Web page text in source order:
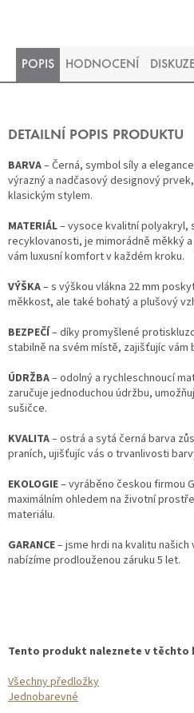
POPIS HODNOCENÍ DISKUZE
DETAILNÍ POPIS PRODUKTU
BARVA– Černá, symbol síly a
výrazný a nadčasový designový
klasickým stylem.
MATERIÁL– vysoce kvalitní polyakryl,
recyklovanosti, je mimorádně měkký
vám luxusní komfort v každém kroku.
VÝŠKA– s výškou vlákna 22 mm
měkkost, ale také bohatý a plušový
BEZPEČÍ– díky promyšlené
stabilně na svém místě, zajišťujíc vám
ÚDRŽBA– odolný a rychleschnoucí
zaručuje jednoduchou údržbu,
sušičce.
KVALITA– ostrá a sytá černá barva
praních, ujišťujíc vás o trvanlivosti
EKOLOGIE– vyráběno českou firmou
maximálním ohledem na životní
materiálu.
GARANCE– jsme hrdi na kvalitu
nabízíme prodlouženou záruku 5 let.
Tento produkt naleznete v těchto
Všechny předložky
Jednobarevné